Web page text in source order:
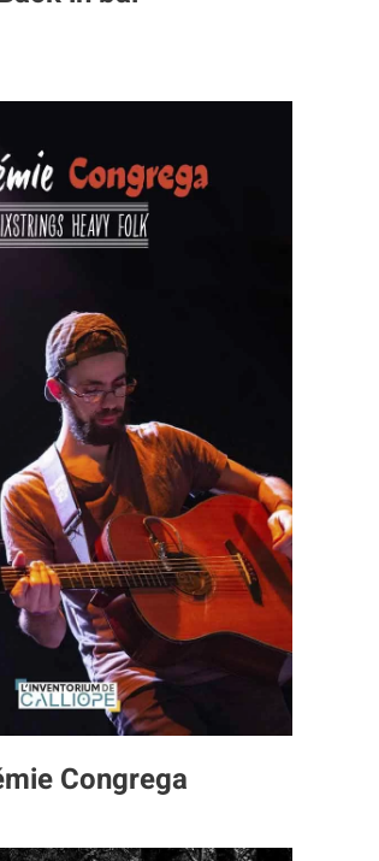
Congrega